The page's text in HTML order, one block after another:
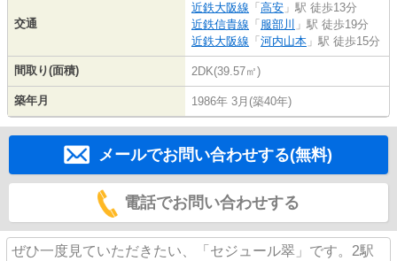
交通
近鉄大阪線 「 高安 」駅 徒歩13分
近鉄信貴線 「 服部川 」駅 徒歩19分
近鉄大阪線 「 河内山本 」駅 徒歩15分
間取り(面積) 2DK(39.57㎡)
築年月 1986年 3月(築40年)
メールでお問い合わせする(無料)
電話でお問い合わせする
ぜひ一度見ていただきたい、「セジュール翠」です。2駅